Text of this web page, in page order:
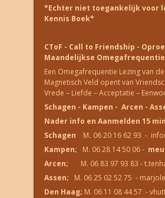
*Echter niet toegankelijk voor
Kennis Boek*
CToF - Call to Friendship -
Maandelijkse
Een Omegafrequentie Lezing van
Magnetisch Veld opent van
Vrede – Liefde – Acceptatie –
Schagen - Kampen - Arcen -
Nader info en Aanmelden 15
Schagen M. 06 20 16 62 93 -
Kampen;
M. 06 28 14 50 06 -
Arcen;
M. 06 83 97 93 83 -
Assen; M. 06 25 02 52 75 -
Den Haag; M. 06 11 08 44 57 -